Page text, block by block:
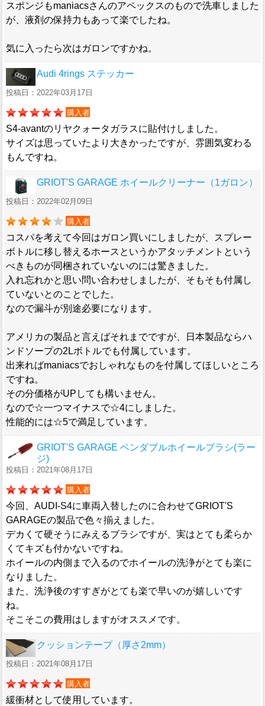
スポンジもmaniacsさんのアペックスのもので洗車しました
が、液剤の保持力もあって楽でしたね。
気に入ったら次はガロンですかね。
Audi 4rings ステッカー
投稿日：2022年03月17日
購入者
S4-avantのリヤクォータガラスに貼付けしました。
サイズは思っていたより大きかったですが、雰囲気変わる
もんですね。
GRIOT'S GARAGE ホイールクリーナー（1ガロン）
投稿日：2022年02月09日
購入者
コスパを考えて今回はガロン買いにしましたが、スプレー
ボトルに移し替えるホースというかアタッチメントという
べきものが同梱されていないのには驚きました。
入れ忘れかと思い問い合わせしましたが、そもそも付属し
ていないとのことでした。
なので漏斗が別途必要になります。
アメリカの製品と言えばそれまでですが、日本製品ならハ
ンドソープの2Lボトルでも付属しています。
出来ればmaniacsでおしゃれなものを付属してほしいところ
ですね。
その分価格がUPしても構いません。
なので☆一つマイナスで☆4にしました。
性能的には☆5で満足しています。
GRIOT'S GARAGE ベンダブルホイールブラシ(ラー
ジ)
投稿日：2021年08月17日
購入者
今回、AUDI-S4に車両入替したのに合わせてGRIOT'S
GARAGEの製品で色々揃えました。
デカくて硬そうにみえるブラシですが、実はとても柔らか
くてキズも付かないですね。
ホイールの内側まで入るのでホイールの洗浄がとても楽に
なりました。
また、洗浄後のすすぎがとても楽で早いのが嬉しいです
ね。
そこそこの費用はしますがオススメです。
クッションテープ（厚さ2mm）
投稿日：2021年08月17日
購入者
緩衝材として使用しています。